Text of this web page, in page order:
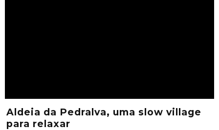
Aldeia da Pedralva, uma slow village
para relaxar